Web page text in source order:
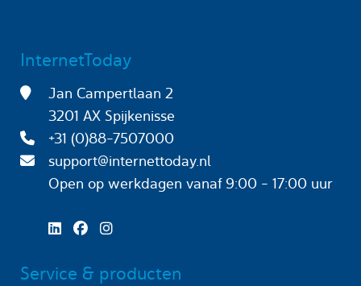
InternetToday
Jan Campertlaan 2
3201 AX Spijkenisse
+31 (0)88-7507000
support@internettoday.nl
Open op werkdagen
vanaf 9:00 - 17:00 uur
Service & producten